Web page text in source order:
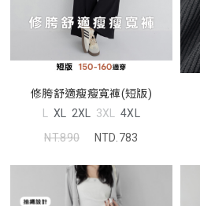
修胯舒適瘦瘦寬褲(短版)
L XL 2XL 3XL 4XL
NT.890
NTD.783